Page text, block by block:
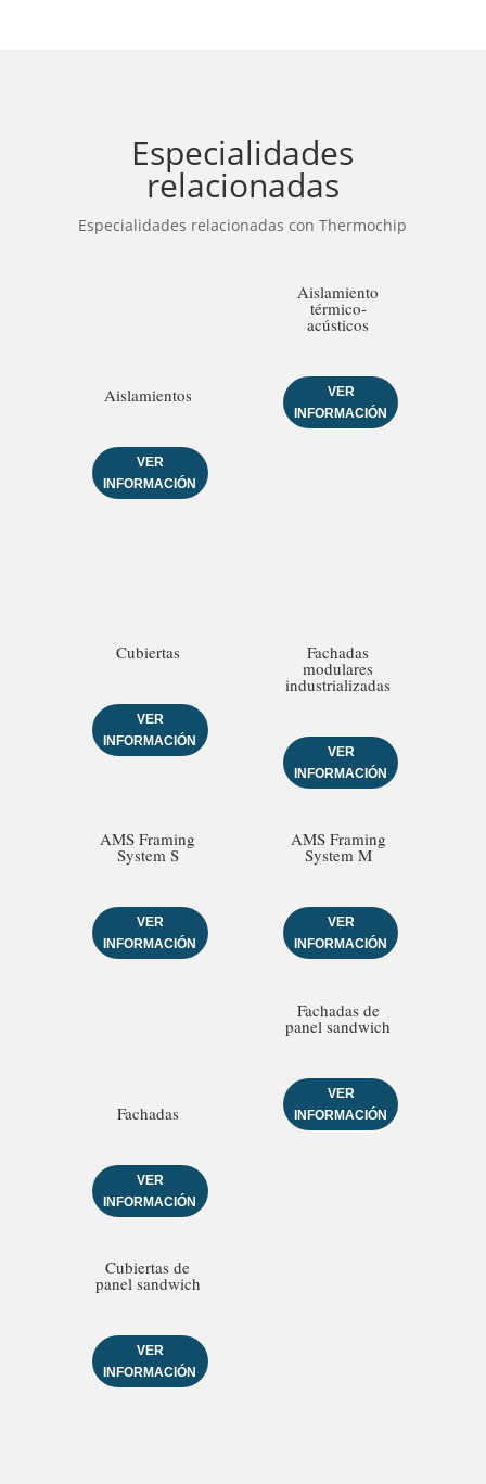
Especialidades
relacionadas
Especialidades relacionadas con Thermochip
Aislamientos
VER
INFORMACIÓN
Aislamiento
térmico-
acústicos
VER
INFORMACIÓN
Cubiertas
VER
INFORMACIÓN
Fachadas
modulares
industrializadas
VER
INFORMACIÓN
AMS Framing
System S
VER
INFORMACIÓN
AMS Framing
System M
VER
INFORMACIÓN
Fachadas
VER
INFORMACIÓN
Fachadas de
panel sandwich
VER
INFORMACIÓN
Cubiertas de
panel sandwich
VER
INFORMACIÓN